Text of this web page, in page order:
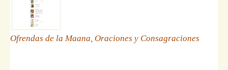
Ofrendas de la Maana, Oraciones y Consagraciones